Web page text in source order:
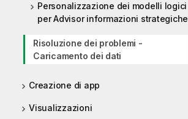
Personalizzazione dei modelli logici
per Advisor informazioni strategiche
Risoluzione dei problemi -
Caricamento dei dati
Creazione di app
Visualizzazioni